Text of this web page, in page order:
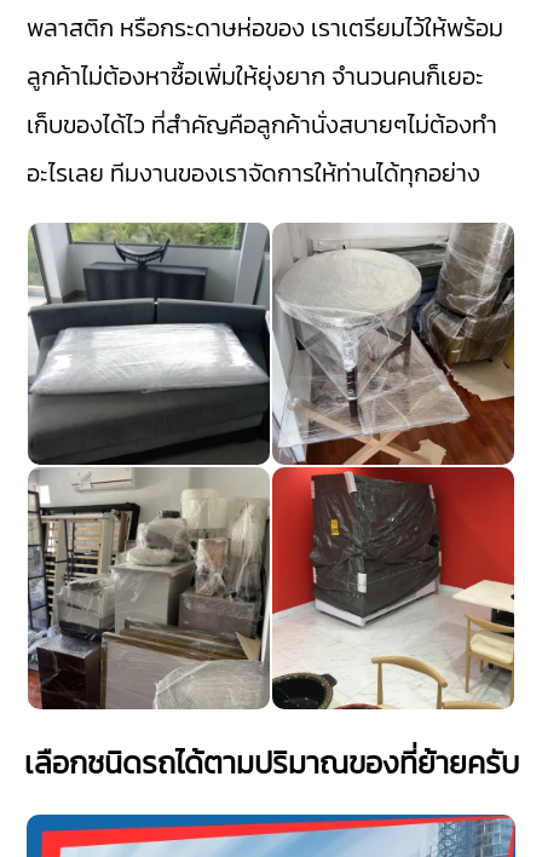
พลาสติก หรือกระดาษห่อของ เราเตรียมไว้ให้พร้อม
ลูกค้าไม่ต้องหาซื้อเพิ่มให้ยุ่งยาก จำนวนคนก็เยอะ
เก็บของได้ไว ที่สำคัญคือลูกค้านั่งสบายๆไม่ต้องทำ
อะไรเลย ทีมงานของเราจัดการให้ท่านได้ทุกอย่าง
เลือกชนิดรถได้ตามปริมาณของที่ย้ายครับ